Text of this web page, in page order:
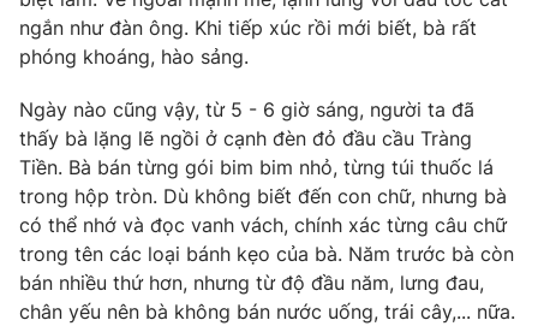
Thị trường 24h Tấm lòng Việt
VTV4
VTV9 VTV8
Liên hệ tòa soạn English
ngắn như đàn ông. Khi tiếp xúc rồi mới biết, bà rất
phóng khoáng, hào sảng.
Ngày nào cũng vậy, từ 5 - 6 giờ sáng, người ta đã
thấy bà lặng lẽ ngồi ở cạnh đèn đỏ đầu cầu Tràng
Tiền. Bà bán từng gói bim bim nhỏ, từng túi thuốc lá
trong hộp tròn. Dù không biết đến con chữ, nhưng bà
có thể nhớ và đọc vanh vách, chính xác từng câu chữ
trong tên các loại bánh kẹo của bà. Năm trước bà còn
bán nhiều thứ hơn, nhưng từ độ đầu năm, lưng đau,
chân yếu nên bà không bán nước uống, trái cây,... nữa.